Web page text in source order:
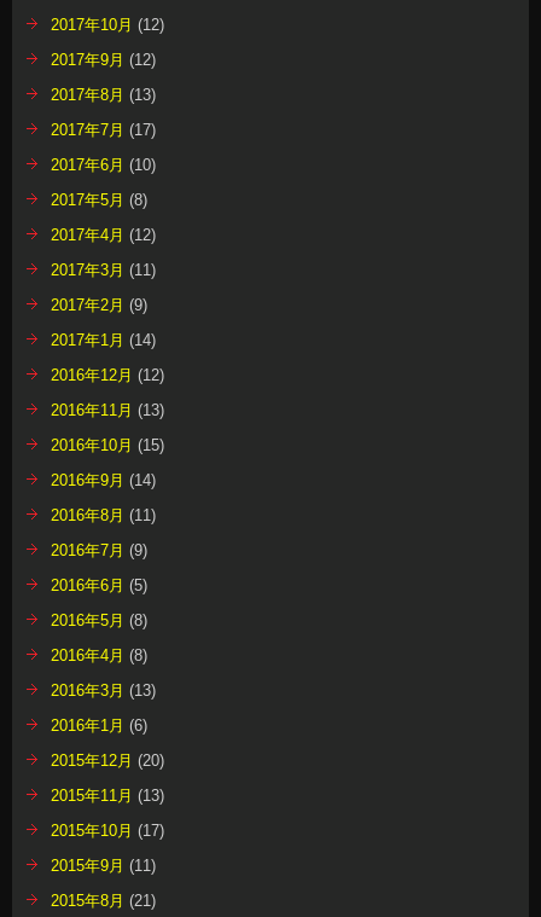
2017年10月 (12)
2017年9月 (12)
2017年8月 (13)
2017年7月 (17)
2017年6月 (10)
2017年5月 (8)
2017年4月 (12)
2017年3月 (11)
2017年2月 (9)
2017年1月 (14)
2016年12月 (12)
2016年11月 (13)
2016年10月 (15)
2016年9月 (14)
2016年8月 (11)
2016年7月 (9)
2016年6月 (5)
2016年5月 (8)
2016年4月 (8)
2016年3月 (13)
2016年1月 (6)
2015年12月 (20)
2015年11月 (13)
2015年10月 (17)
2015年9月 (11)
2015年8月 (21)